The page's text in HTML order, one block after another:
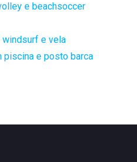
e beachsoccer
e vela
piscina e posto barca